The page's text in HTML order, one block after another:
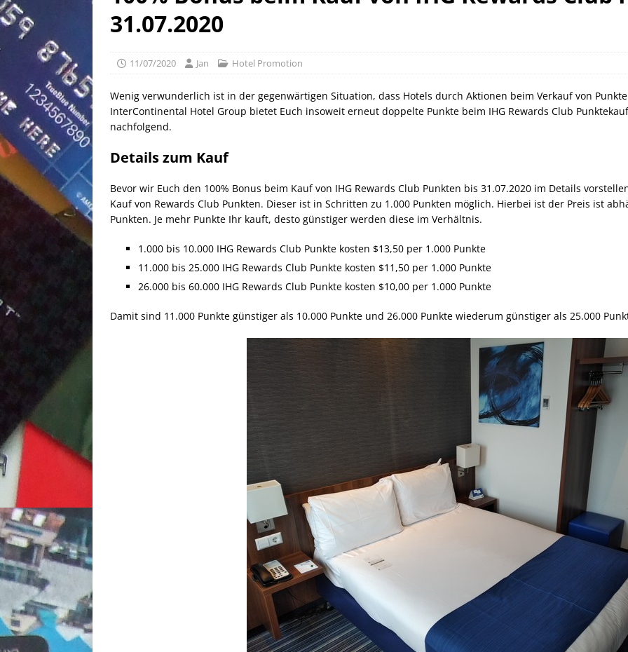
[ 04/04/2026 ]
[ 21/05/2026 ]
31.07.2020
11/07/2020 Jan Hotel Promotion
Wenig verwunderlich ist in der gegenwärtigen Situation, dass Hotels durch Aktionen beim Verkauf von
InterContinental Hotel Group bietet Euch insoweit erneut doppelte Punkte beim IHG Rewards Club
nachfolgend.
Details zum Kauf
Bevor wir Euch den 100% Bonus beim Kauf von IHG Rewards Club Punkten bis 31.07.2020 im Details
Kauf von Rewards Club Punkten. Dieser ist in Schritten zu 1.000 Punkten möglich. Hierbei ist der Preis ist
Punkten. Je mehr Punkte Ihr kauft, desto günstiger werden diese im Verhältnis.
1.000 bis 10.000 IHG Rewards Club Punkte kosten $13,50 per 1.000 Punkte
11.000 bis 25.000 IHG Rewards Club Punkte kosten $11,50 per 1.000 Punkte
26.000 bis 60.000 IHG Rewards Club Punkte kosten $10,00 per 1.000 Punkte
Damit sind 11.000 Punkte günstiger als 10.000 Punkte und 26.000 Punkte wiederum günstiger als 25.000